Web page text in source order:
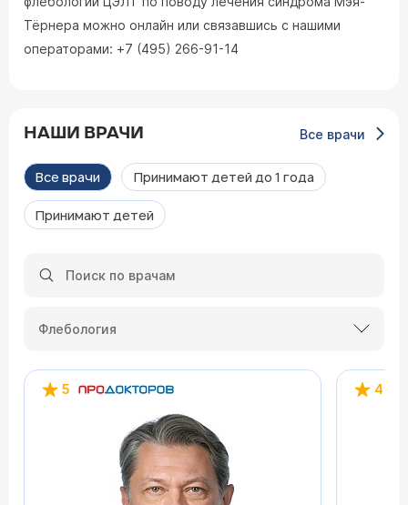
Тёрнера можно онлайн или связавшись с нашими
операторами: +7 (495) 266-91-14
НАШИ ВРАЧИ Все врачи
Все врачи Принимают детей до 1 года
Принимают детей
Флебология
5 4.2